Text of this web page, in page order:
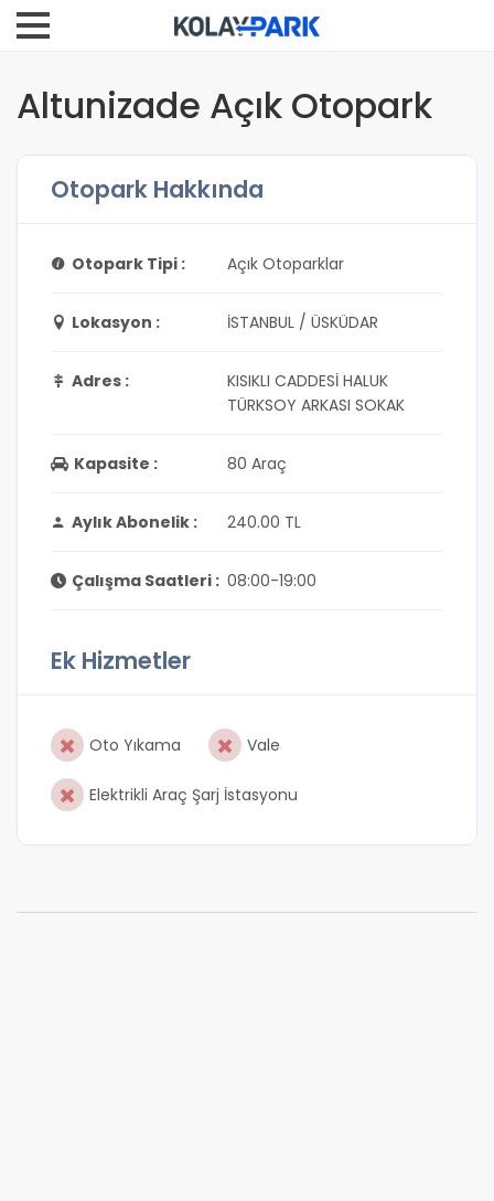
Altunizade Açık Otopark
Otopark Hakkında
Otopark Tipi : Açık Otoparklar
Lokasyon : İSTANBUL / ÜSKÜDAR
Adres :
KISIKLI CADDESİ HALUK
TÜRKSOY ARKASI SOKAK
Kapasite : 80 Araç
Aylık Abonelik : 240.00 TL
Çalışma Saatleri : 08:00-19:00
Ek Hizmetler
Oto Yıkama Vale
Elektrikli Araç Şarj İstasyonu